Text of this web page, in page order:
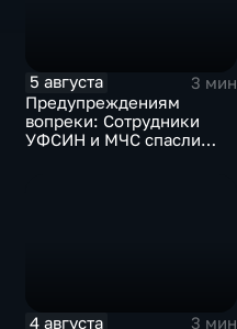
5 августа
3 мин
Предупреждениям
вопреки: Сотрудники
УФСИН и МЧС спасли
4 августа
3 мин